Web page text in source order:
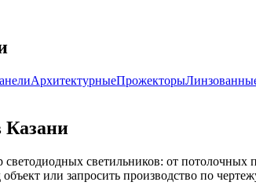
АрхитектурныеПрожекторы
Казани
светодиодных светильников: от
или запросить производство по